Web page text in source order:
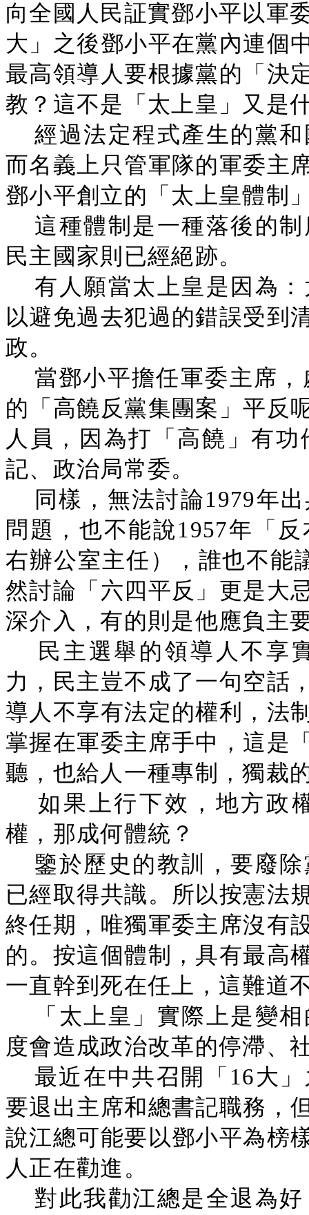
向全國人民証實鄧小平以軍
大」之後鄧小平在黨內連個
最高領導人要根據黨的「決
教？這不是「太上皇」又是
經過法定程式產生的黨
而名義上只管軍隊的軍委主
鄧小平創立的「太上皇體制
這種體制是一種落後的
民主國家則已經絕跡。
有人願當太上皇是因為
以避免過去犯過的錯誤受到
政。
當鄧小平擔任軍委主席
的「高饒反黨集團案」平反
人員，因為打「高饒」有
記、政治局常委。
同樣，無法討論1979年
問題，也不能說1957年「
右辦公室主任），誰也不能
然討論「六四平反」更是大
深介入，有的則是他應負主
民主選舉的領導人不享
力，民主豈不成了一句空話
導人不享有法定的權利，法
掌握在軍委主席手中，這是
聽，也給人一種專制，獨裁
如果上行下效，地方政
權，那成何體統？
鑒於歷史的教訓，要廢
已經取得共識。所以按憲法
終任期，唯獨軍委主席沒有
的。按這個體制，具有最高
一直幹到死在任上，這難道
「太上皇」實際上是變
度會造成政治改革的停滯、
最近在中共召開「16大
要退出主席和總書記職務，
說江總可能要以鄧小平為榜
人正在勸進。
對此我勸江總是全退為